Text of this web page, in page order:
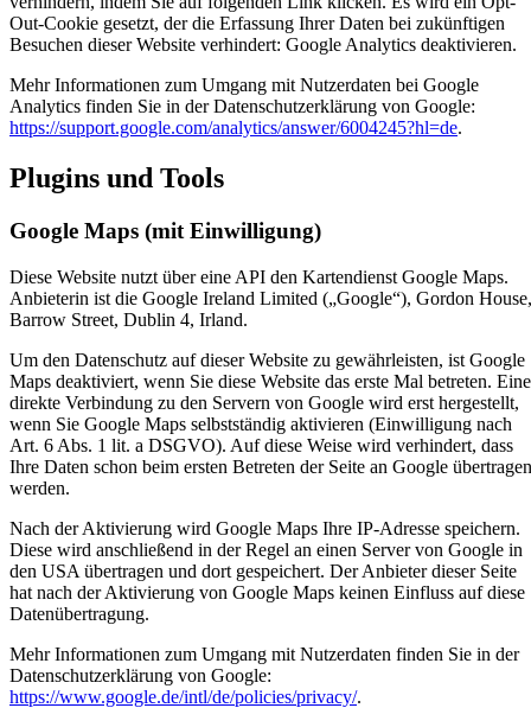
Out-Cookie gesetzt, der die Erfassung Ihrer Daten bei zukünftigen
Besuchen dieser Website verhindert: Google Analytics deaktivieren.
Mehr Informationen zum Umgang mit Nutzerdaten bei Google
Analytics finden Sie in der Datenschutzerklärung von Google:
https://support.google.com/analytics/answer/6004245?hl=de.
Plugins und Tools
Google Maps (mit Einwilligung)
Diese Website nutzt über eine API den Kartendienst Google Maps.
Anbieterin ist die Google Ireland Limited („Google“), Gordon House,
Barrow Street, Dublin 4, Irland.
Um den Datenschutz auf dieser Website zu gewährleisten, ist Google
Maps deaktiviert, wenn Sie diese Website das erste Mal betreten. Eine
direkte Verbindung zu den Servern von Google wird erst hergestellt,
wenn Sie Google Maps selbstständig aktivieren (Einwilligung nach
Art. 6 Abs. 1 lit. a DSGVO). Auf diese Weise wird verhindert, dass
Ihre Daten schon beim ersten Betreten der Seite an Google übertragen
werden.
Nach der Aktivierung wird Google Maps Ihre IP-Adresse speichern.
Diese wird anschließend in der Regel an einen Server von Google in
den USA übertragen und dort gespeichert. Der Anbieter dieser Seite
hat nach der Aktivierung von Google Maps keinen Einfluss auf diese
Datenübertragung.
Mehr Informationen zum Umgang mit Nutzerdaten finden Sie in der
Datenschutzerklärung von Google:
https://www.google.de/intl/de/policies/privacy/.